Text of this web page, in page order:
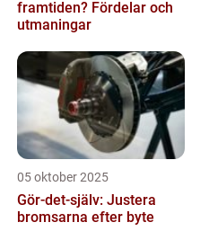
framtiden? Fördelar och
utmaningar
05 oktober 2025
Gör-det-själv: Justera
bromsarna efter byte